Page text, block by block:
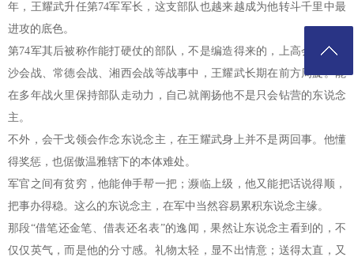
年，王耀武升任第74军军长，这支部队也越来越成为他转斗千里中最
进攻的底色。
第74军其后被称作能打硬仗的部队，不是编造得来的，上高会战、长
沙会战、常德会战、湘西会战等战事中，王耀武长期在前方周旋。能
在多年战火里保持部队走动力，自己就阐扬他不是只会钻营的东说念
主。
不外，会干戈领会作念东说念主，在王耀武身上并不是两回事。他懂
得奖惩，也倨傲温雅辖下的本体难处。
军官之间有贫穷，他能伸手帮一把；濒临上级，他又能把话说得顺，
把事办得稳。这么的东说念主，在军中当然容易累积东说念主缘。
那段“借笔还金笔、借表还名表”的逸闻，果然让东说念主看到的，不
仅仅英气，而是他的分寸感。礼物太轻，显不出情意；送得太直，又